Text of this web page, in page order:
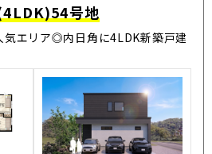
号地
気エリア◎内日角に4LDK新築戸建